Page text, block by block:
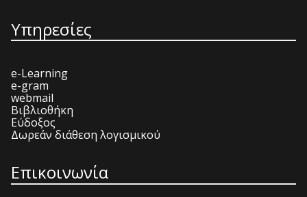
Υπηρεσίες
e-Learning
e-gram
webmail
Βιβλιοθήκη
Εύδοξος
Δωρεάν διάθεση λογισμικού
Επικοινωνία